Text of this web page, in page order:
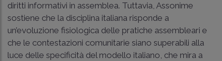
diritti informativi in assemblea. Tuttavia, Assonime
sostiene che la disciplina italiana risponde a
un’evoluzione fisiologica delle pratiche assembleari e
che le contestazioni comunitarie siano superabili alla
luce delle specificità del modello italiano, che mira a